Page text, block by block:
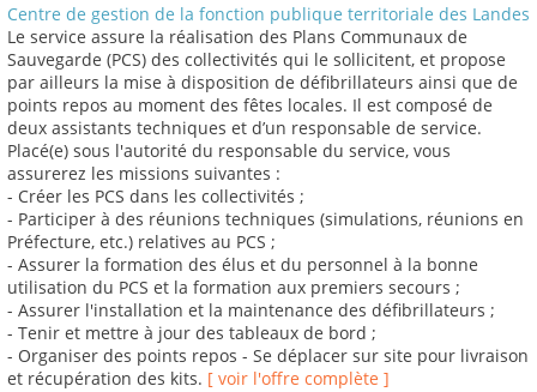
Centre de gestion de la fonction publique territoriale des Landes
Le service assure la réalisation des Plans Communaux de
Sauvegarde (PCS) des collectivités qui le sollicitent, et propose
par ailleurs la mise à disposition de défibrillateurs ainsi que de
points repos au moment des fêtes locales. Il est composé de
deux assistants techniques et d’un responsable de service.
Placé(e) sous l'autorité du responsable du service, vous
assurerez les missions suivantes :
- Créer les PCS dans les collectivités ;
- Participer à des réunions techniques (simulations, réunions en
Préfecture, etc.) relatives au PCS ;
- Assurer la formation des élus et du personnel à la bonne
utilisation du PCS et la formation aux premiers secours ;
- Assurer l'installation et la maintenance des défibrillateurs ;
- Tenir et mettre à jour des tableaux de bord ;
- Organiser des points repos - Se déplacer sur site pour livraison
et récupération des kits. [ voir l'offre complète ]